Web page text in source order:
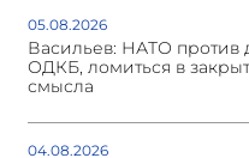
05.08.2026
Васильев: НАТО против
ОДКБ, ломиться в
смысла
04.08.2026